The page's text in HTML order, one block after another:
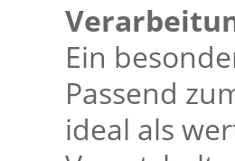
Ein
Passend
ideal als